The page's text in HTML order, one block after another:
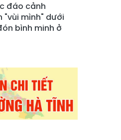
đáo cảnh
"vùi mình" dưới
bình minh ở